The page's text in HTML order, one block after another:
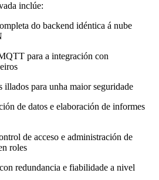
inclúe:
do backend idéntica á nube
para a integración con
illados para unha maior seguridade
de datos e elaboración de informes
de acceso e administración de
roles
redundancia e fiabilidade a nivel